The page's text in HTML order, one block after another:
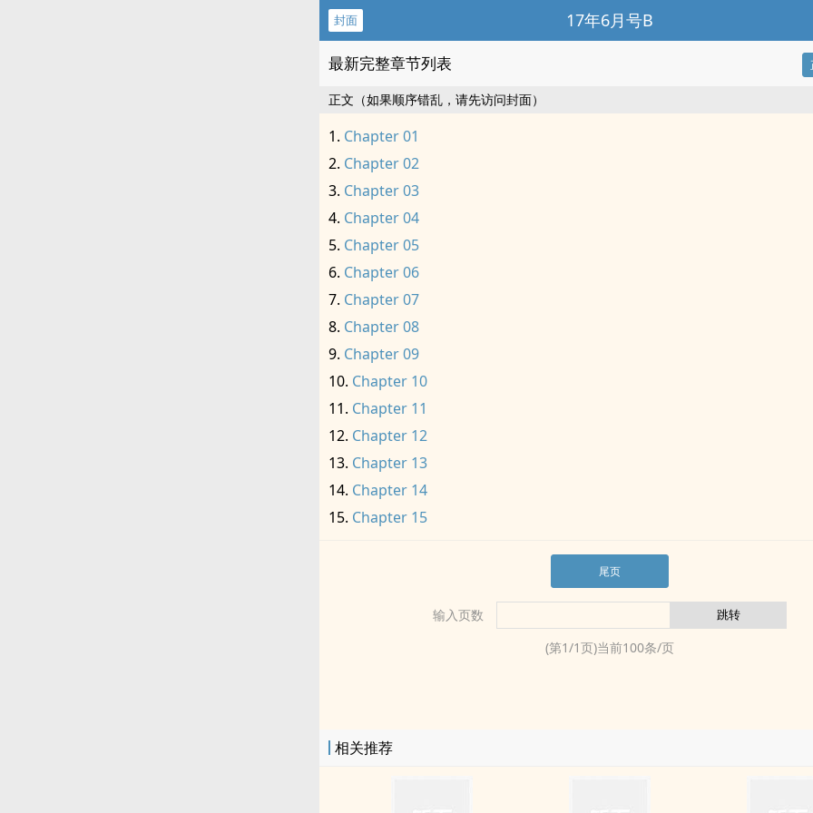
封面 17年6月号B
最新完整章节列表
正文（如果顺序错乱，请先访问封面）
Chapter 01
Chapter 02
Chapter 03
Chapter 04
Chapter 05
Chapter 06
Chapter 07
Chapter 08
Chapter 09
Chapter 10
Chapter 11
Chapter 12
Chapter 13
Chapter 14
Chapter 15
尾页
输入页数
(第1/1页)当前100条/页
相关推荐